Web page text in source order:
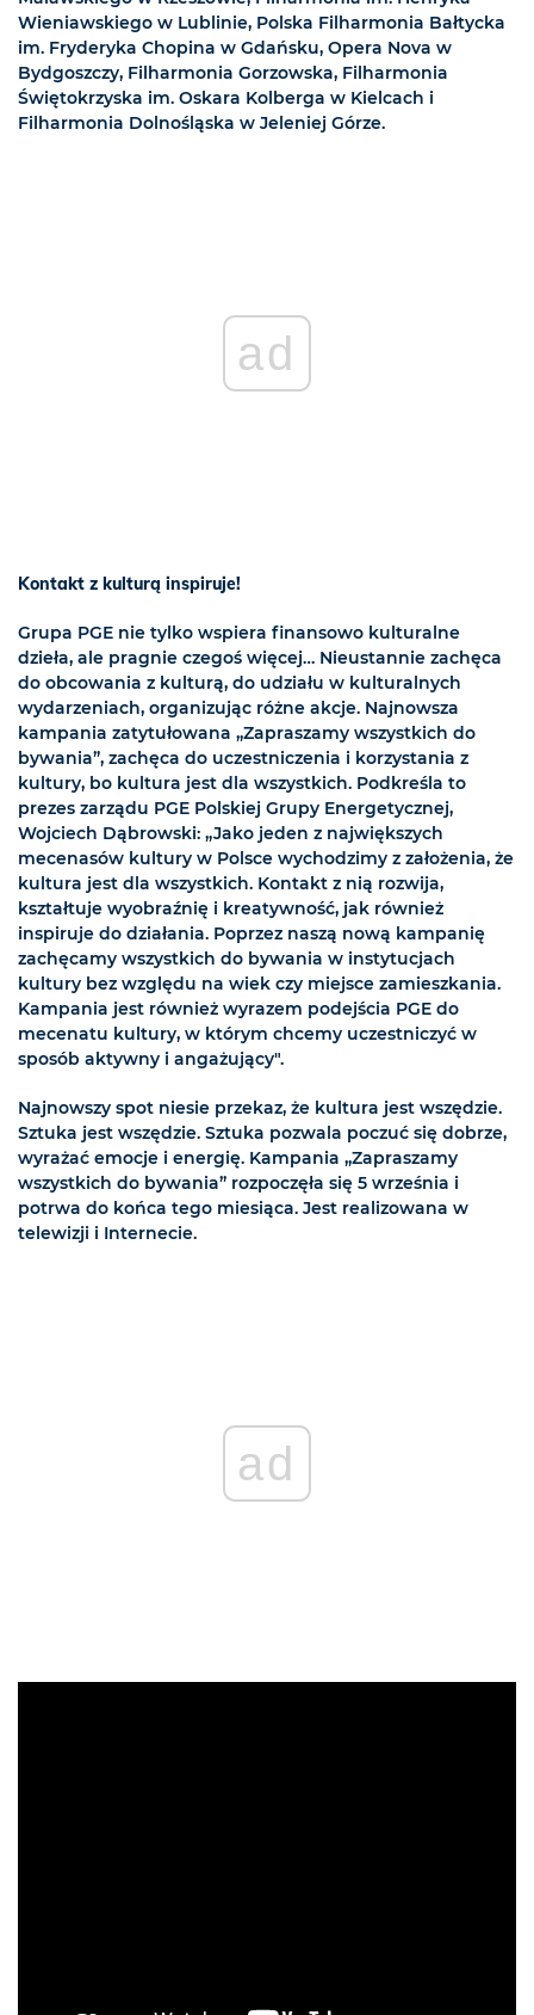
Wieniawskiego w Lublinie, Polska Filharmonia Bałtycka
im. Fryderyka Chopina w Gdańsku, Opera Nova w
Bydgoszczy, Filharmonia Gorzowska, Filharmonia
Świętokrzyska im. Oskara Kolberga w Kielcach i
Filharmonia Dolnośląska w Jeleniej Górze.
ad
Kontakt z kulturą inspiruje!
Grupa PGE nie tylko wspiera finansowo kulturalne
dzieła, ale pragnie czegoś więcej… Nieustannie zachęca
do obcowania z kulturą, do udziału w kulturalnych
wydarzeniach, organizując różne akcje. Najnowsza
kampania zatytułowana „Zapraszamy wszystkich do
bywania”, zachęca do uczestniczenia i korzystania z
kultury, bo kultura jest dla wszystkich. Podkreśla to
prezes zarządu PGE Polskiej Grupy Energetycznej,
Wojciech Dąbrowski: „Jako jeden z największych
mecenasów kultury w Polsce wychodzimy z założenia, że
kultura jest dla wszystkich. Kontakt z nią rozwija,
kształtuje wyobraźnię i kreatywność, jak również
inspiruje do działania. Poprzez naszą nową kampanię
zachęcamy wszystkich do bywania w instytucjach
kultury bez względu na wiek czy miejsce zamieszkania.
Kampania jest również wyrazem podejścia PGE do
mecenatu kultury, w którym chcemy uczestniczyć w
sposób aktywny i angażujący".
Najnowszy spot niesie przekaz, że kultura jest wszędzie.
Sztuka jest wszędzie. Sztuka pozwala poczuć się dobrze,
wyrażać emocje i energię. Kampania „Zapraszamy
wszystkich do bywania” rozpoczęła się 5 września i
potrwa do końca tego miesiąca. Jest realizowana w
telewizji i Internecie.
ad